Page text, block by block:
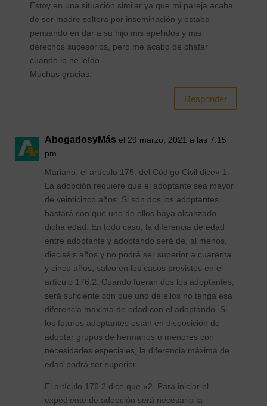
Estoy en una situación similar ya que mi pareja acaba
de ser madre soltera por inseminación y estaba
pensando en dar a su hijo mis apellidos y mis
derechos sucesorios, pero me acabo de chafar
cuando lo he leído.
Muchas gracias.
Responder
AbogadosyMás el 29 marzo, 2021 a las 7:15
pm
Mariano, el artículo 175. del Código Civil dice» 1.
La adopción requiere que el adoptante sea mayor
de veinticinco años. Si son dos los adoptantes
bastará con que uno de ellos haya alcanzado
dicha edad. En todo caso, la diferencia de edad
entre adoptante y adoptando será de, al menos,
dieciséis años y no podrá ser superior a cuarenta
y cinco años, salvo en los casos previstos en el
artículo 176.2. Cuando fueran dos los adoptantes,
será suficiente con que uno de ellos no tenga esa
diferencia máxima de edad con el adoptando. Si
los futuros adoptantes están en disposición de
adoptar grupos de hermanos o menores con
necesidades especiales, la diferencia máxima de
edad podrá ser superior.
El artículo 176.2 dice que «2. Para iniciar el
expediente de adopción será necesaria la